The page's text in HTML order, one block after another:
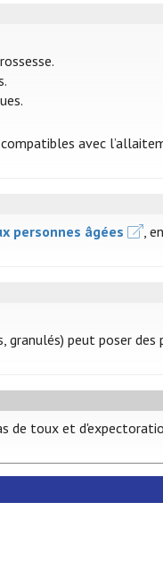
avec
personnes âgées
,
granulés) peut poser
de toux et